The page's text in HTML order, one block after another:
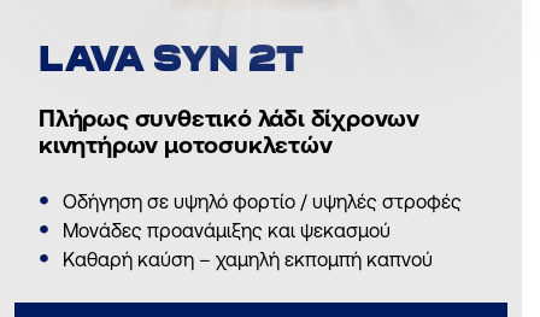
LAVA SYN 2T
Πλήρως συνθετικό λάδι δίχρονων
κινητήρων μοτοσυκλετών
Οδήγηση σε υψηλό φορτίο / υψηλές στροφές
Μονάδες προανάμιξης και ψεκασμού
Καθαρή καύση – χαμηλή εκπομπή καπνού